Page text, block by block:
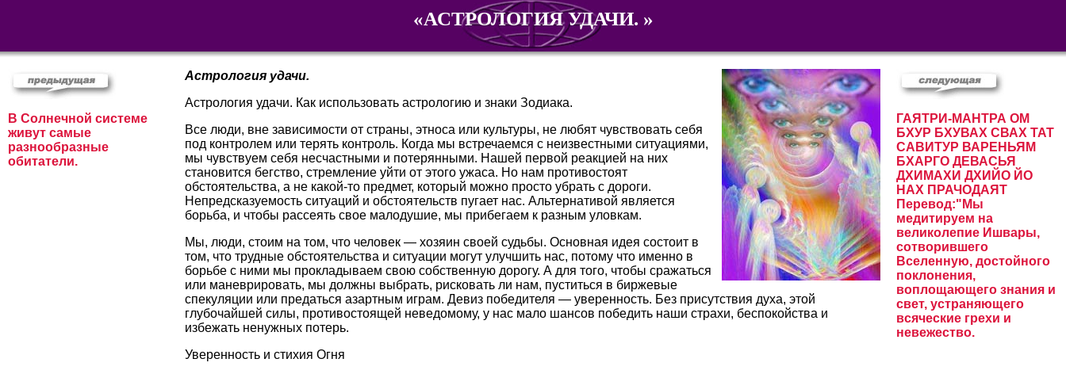
«АСТРОЛОГИЯ УДАЧИ. »
В Солнечной системе
живут самые
разнообразные
обитатели.
Астрология удачи.
Астрология удачи. Как использовать астрологию и знаки Зодиака.
Все люди, вне зависимости от страны, этноса или культуры, не любят чувствовать себя
под контролем или терять контроль. Когда мы встречаемся с неизвестными ситуациями,
мы чувствуем себя несчастными и потерянными. Нашей первой реакцией на них
становится бегство, стремление уйти от этого ужаса. Но нам противостоят
обстоятельства, а не какой-то предмет, который можно просто убрать с дороги.
Непредсказуемость ситуаций и обстоятельств пугает нас. Альтернативой является
борьба, и чтобы рассеять свое малодушие, мы прибегаем к разным уловкам.
Мы, люди, стоим на том, что человек — хозяин своей судьбы. Основная идея состоит в
том, что трудные обстоятельства и ситуации могут улучшить нас, потому что именно в
борьбе с ними мы прокладываем свою собственную дорогу. А для того, чтобы сражаться
или маневрировать, мы должны выбрать, рисковать ли нам, пуститься в биржевые
спекуляции или предаться азартным играм. Девиз победителя — уверенность. Без присутствия духа, этой
глубочайшей силы, противостоящей неведомому, у нас мало шансов победить наши страхи, беспокойства и
избежать ненужных потерь.
Уверенность и стихия Огня
ГАЯТРИ-МАНТРА ОМ
БХУР БХУВАХ СВАХ ТАТ
САВИТУР ВАРЕНЬЯМ
БХАРГО ДЕВАСЬЯ
ДХИМАХИ ДХИЙО ЙО
НАХ ПРАЧОДАЯТ
Перевод:"Мы
медитируем на
великолепие Ишвары,
сотворившего
Вселенную, достойного
поклонения,
воплощающего знания и
свет, устраняющего
всяческие грехи и
невежество.